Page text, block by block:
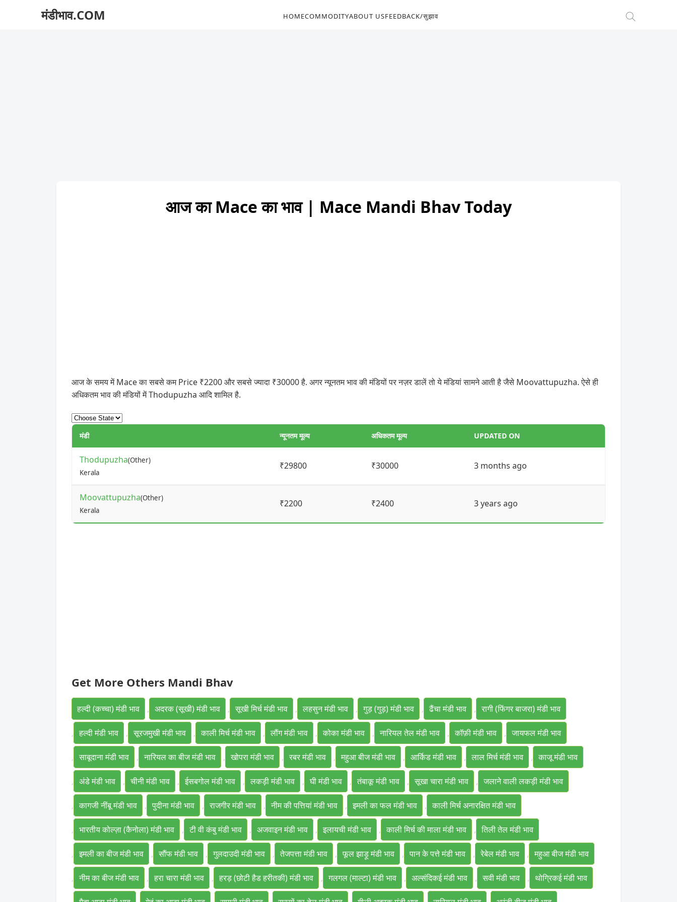
मंडीभाव.COM HOMECOMMODITYABOUT USFEEDBACK/सुझाव
आज का Mace का भाव | Mace Mandi Bhav Today
आज के समय में Mace का सबसे कम Price ₹2200 और सबसे ज्यादा ₹30000 है. अगर न्यूनतम भाव की मंडियों पर नज़र डालें तो ये मंडियां सामने आती है जैसे Moovattupuzha. ऐसे ही
अधिकतम भाव की मंडियों में Thodupuzha आदि शामिल है.
मंडी न्यूनतम मूल्य अधिकतम मूल्य UPDATED ON
Thodupuzha(Other)
Kerala
₹29800 ₹30000 3 months ago
Moovattupuzha(Other)
Kerala
₹2200 ₹2400 3 years ago
Get More Others Mandi Bhav
हल्दी (कच्चा) मंडी भाव , अदरक (सूखी) मंडी भाव , सूखी मिर्च मंडी भाव , लहसुन मंडी भाव , गुड़ (गुड़) मंडी भाव , ढैंचा मंडी भाव , रागी (फिंगर बाजरा) मंडी भाव
, हल्दी मंडी भाव , सूरजमुखी मंडी भाव , काली मिर्च मंडी भाव , लौंग मंडी भाव , कोका मंडी भाव , नारियल तेल मंडी भाव , कॉफ़ी मंडी भाव , जायफल मंडी भाव
, साबूदाना मंडी भाव , नारियल का बीज मंडी भाव , खोपरा मंडी भाव , रबर मंडी भाव , महुआ बीज मंडी भाव , आर्किड मंडी भाव , लाल मिर्च मंडी भाव , काजू मंडी भाव
, अंडे मंडी भाव , चीनी मंडी भाव , ईसबगोल मंडी भाव , लकड़ी मंडी भाव , घी मंडी भाव , तंबाकू मंडी भाव , सूखा चारा मंडी भाव , जलाने वाली लकड़ी मंडी भाव
, कागजी नींबू मंडी भाव , पुदीना मंडी भाव , राजगीर मंडी भाव , नीम की पत्तियां मंडी भाव , इमली का फल मंडी भाव , काली मिर्च अनारक्षित मंडी भाव
, भारतीय कोल्ज़ा (कैनोला) मंडी भाव , टी वी कंबु मंडी भाव , अजवाइन मंडी भाव , इलायची मंडी भाव , काली मिर्च की माला मंडी भाव , तिली तेल मंडी भाव
, इमली का बीज मंडी भाव , सौंफ मंडी भाव , गुलदाउदी मंडी भाव , तेजपत्ता मंडी भाव , फूल झाड़ू मंडी भाव , पान के पत्ते मंडी भाव , रेबेल मंडी भाव , महुआ बीज मंडी भाव
, नीम का बीज मंडी भाव , हरा चारा मंडी भाव , हरड़ (छोटी हैड हरीतकी) मंडी भाव , गलगल (माल्टा) मंडी भाव , अल्संदिकई मंडी भाव , सवी मंडी भाव , थोग्रिकई मंडी भाव